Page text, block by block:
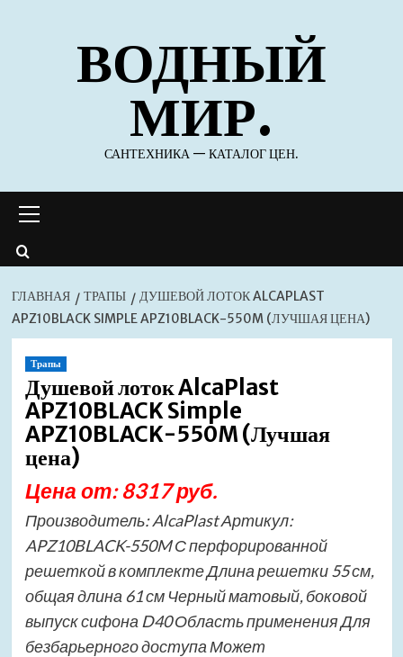
содержимомуВОДНЫЙ
МИР.
САНТЕХНИКА — КАТАЛОГ ЦЕН.
меню
ГЛАВНАЯ ТРАПЫ
ДУШЕВОЙ ЛОТОК ALCAPLAST
APZ10BLACK SIMPLE APZ10BLACK-550M (ЛУЧШАЯ ЦЕНА)
Трапы
Душевой лоток AlcaPlast
APZ10BLACK Simple
APZ10BLACK-550M (Лучшая
цена)
Цена от: 8317 руб.
Производитель: AlcaPlast Артикул:
APZ10BLACK-550M С перфорированной
решеткой в комплекте Длина решетки 55 см,
общая длина 61 см Черный матовый, боковой
выпуск сифона D40 Область применения Для
безбарьерного доступа Может